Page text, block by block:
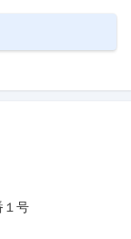
思決定プロセスを
１号